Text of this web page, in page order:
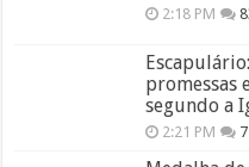
2:18 PM
promessas
segundo a
2:21 PM